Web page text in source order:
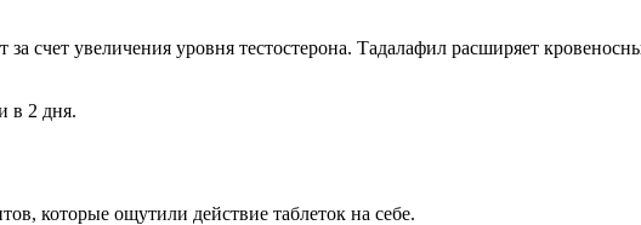
счет увеличения уровня тестостерона. Тадалафил расширяет
в 2 дня.
которые ощутили действие таблеток на себе.